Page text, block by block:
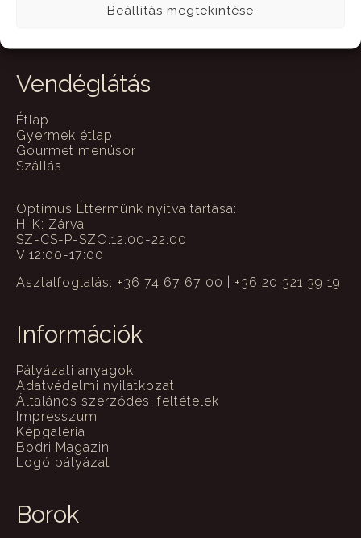
Beállítás megtekintése
Vendéglátás
Étlap
Gyermek étlap
Gourmet menüsor
Szállás
Optimus Éttermünk nyitva tartása:
H-K: Zárva
SZ-CS-P-SZO:12:00-22:00
V:12:00-17:00
Asztalfoglalás: +36 74 67 67 00 | +36 20 321 39 19
Információk
Pályázati anyagok
Adatvédelmi nyilatkozat
Általános szerződési feltételek
Impresszum
Képgaléria
Bodri Magazin
Logó pályázat
Borok